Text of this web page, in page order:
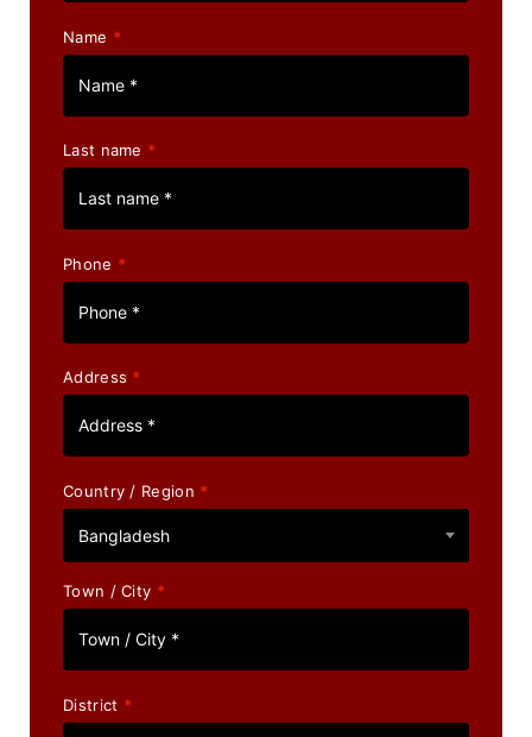
Name *
Last name *
Phone *
Address *
Country / Region *
Bangladesh
Town / City *
District *